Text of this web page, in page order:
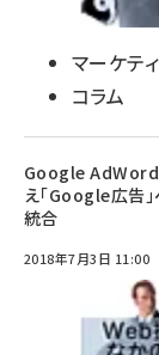
マーケテ
コラム
Google
え「Google広告
統合
2018年7月3日 11:00